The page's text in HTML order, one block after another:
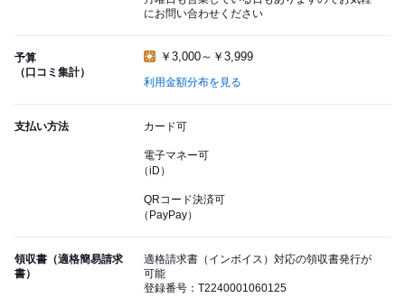
にお問い合わせください
予算
（口コミ集計）
￥3,000～￥3,999
利用金額分布を見る
支払い方法 カード可
電子マネー可
（iD）
QRコード決済可
（PayPay）
領収書（適格簡易請求
書）
適格請求書（インボイス）対応の領収書発行が
可能
登録番号：T2240001060125